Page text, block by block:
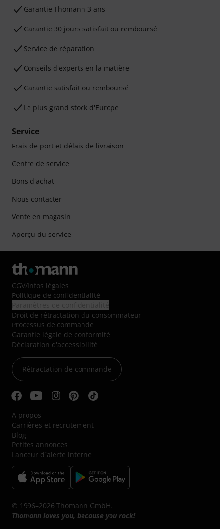
Ga­ran­tie Thomann 3 ans
Garantie 30 jours satisfait ou remboursé
Service de réparation
Conseils d'experts en la matière
Garantie satisfait ou remboursé
Le plus grand stock d'Europe
Service
Frais de port et délais de livraison
Centre de service
Bons d'achat
Nous contacter
Vente en magasin
Aperçu du service
CGV/Infos légales
Politique de confidentialité
Droit de rétractation du consommateur
Processus de commande
Garantie légale de conformité
Déclaration d'accessibilité
Rétractation de commande
A propos
Carrières et recrutement
Blog
Petites annonces
Lanceur d´alerte interne
© 1996–2026 Thomann GmbH.
Thomann loves you, because you rock!